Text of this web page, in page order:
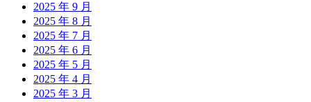
2025 年 9 月
2025 年 8 月
2025 年 7 月
2025 年 6 月
2025 年 5 月
2025 年 4 月
2025 年 3 月